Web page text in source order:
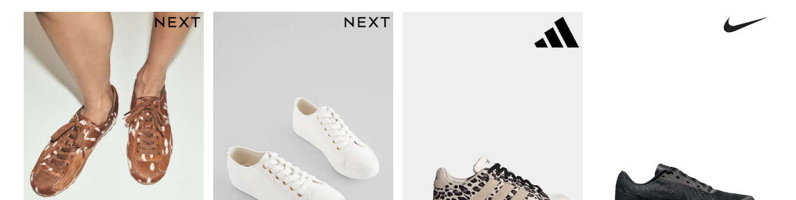
Sun Safe Swimwear
Sun Hats & Caps
All Footwear
New In
Boots
Half Sizes
Slippers
Trainers
Wellies
Wide Fit
Shoes
All Underwear
New In
Nighties
Pyjamas
Robes
Socks & Tights